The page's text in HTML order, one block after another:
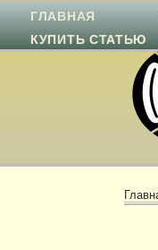
ГЛАВНАЯ
КУПИТЬ СТАТЬЮ